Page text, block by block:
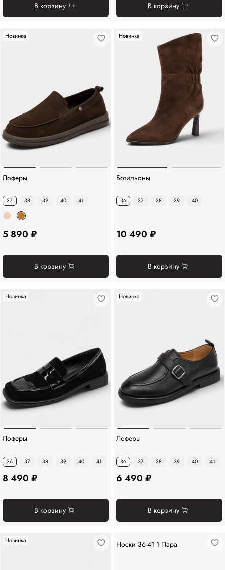
В корзину В корзину
Новинка
Лоферы
37 38 39 40 41
5 890 ₽
В корзину
Новинка
Ботильоны
36 37 38 39 40
10 490 ₽
В корзину
Новинка
Лоферы
36 37 38 39 40 41
8 490 ₽
В корзину
Новинка
Лоферы
36 37 38 39 40 41
6 490 ₽
В корзину
Новинка Носки 36-41 1 Пара